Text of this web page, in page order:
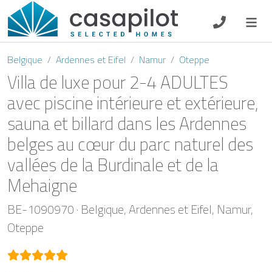
DE EN ES FR
Petit-déjeuner
Chèque-cadeau
Propriétaire
Belgique Ardennes et Eifel Namur Oteppe
Villa de luxe pour 2-4 ADULTES
avec piscine intérieure et extérieure,
sauna et billard dans les Ardennes
belges au cœur du parc naturel des
vallées de la Burdinale et de la
Mehaigne
BE-1090970 Belgique Ardennes et Eifel Namur
Oteppe